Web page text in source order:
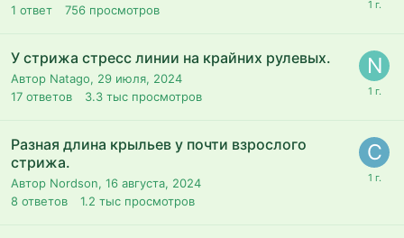
1 ответ 756 просмотров
У стрижа стресс линии на крайних рулевых.
Автор Natago, 29 июля, 2024
17 ответов 3.3 тыс просмотров
Разная длина крыльев у почти взрослого
стрижа.
Автор Nordson, 16 августа, 2024
8 ответов 1.2 тыс просмотров